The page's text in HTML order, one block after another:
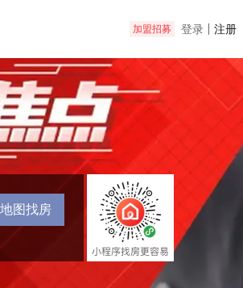
加盟招募 登录 注册
地图找房